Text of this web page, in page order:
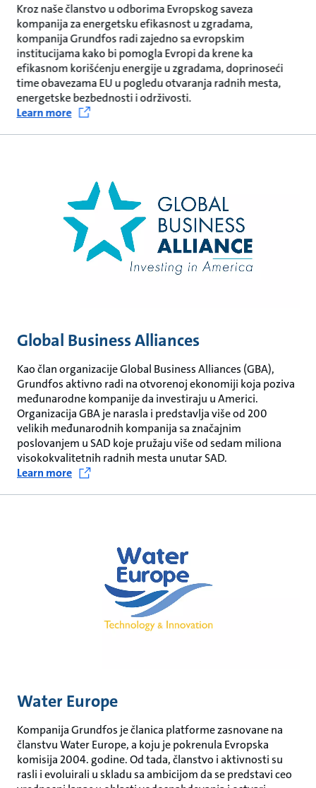
Kroz naše članstvo u odborima Evropskog saveza
kompanija za energetsku efikasnost u zgradama,
kompanija Grundfos radi zajedno sa evropskim
institucijama kako bi pomogla Evropi da krene ka
efikasnom korišćenju energije u zgradama, doprinoseći
time obavezama EU u pogledu otvaranja radnih mesta,
energetske bezbednosti i održivosti.
Learn more
Global Business Alliances
Kao član organizacije Global Business Alliances (GBA),
Grundfos aktivno radi na otvorenoj ekonomiji koja poziva
međunarodne kompanije da investiraju u Americi.
Organizacija GBA je narasla i predstavlja više od 200
velikih međunarodnih kompanija sa značajnim
poslovanjem u SAD koje pružaju više od sedam miliona
visokokvalitetnih radnih mesta unutar SAD.
Learn more
Water Europe
Kompanija Grundfos je članica platforme zasnovane na
članstvu Water Europe, a koju je pokrenula Evropska
komisija 2004. godine. Od tada, članstvo i aktivnosti su
rasli i evoluirali u skladu sa ambicijom da se predstavi ceo